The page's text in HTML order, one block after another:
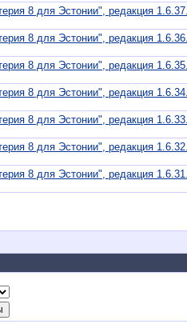
8 для Эстонии", редакция
8 для Эстонии", редакция
8 для Эстонии", редакция
8 для Эстонии", редакция
8 для Эстонии", редакция
8 для Эстонии", редакция
8 для Эстонии", редакция